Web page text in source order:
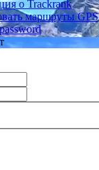
о Trackrank
маршруты GPS